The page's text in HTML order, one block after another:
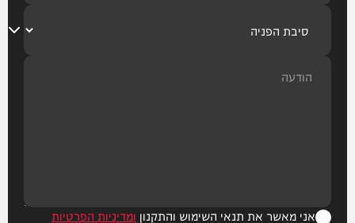
אני מאשר את תנאי השימוש והתקנון ומדיניות הפרטיות